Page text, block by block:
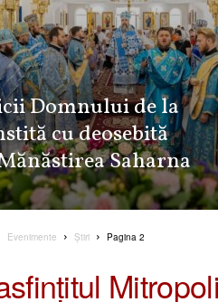
Domnului de la
cu deosebită
Saharna
Evenimente Ştiri Pagina 2